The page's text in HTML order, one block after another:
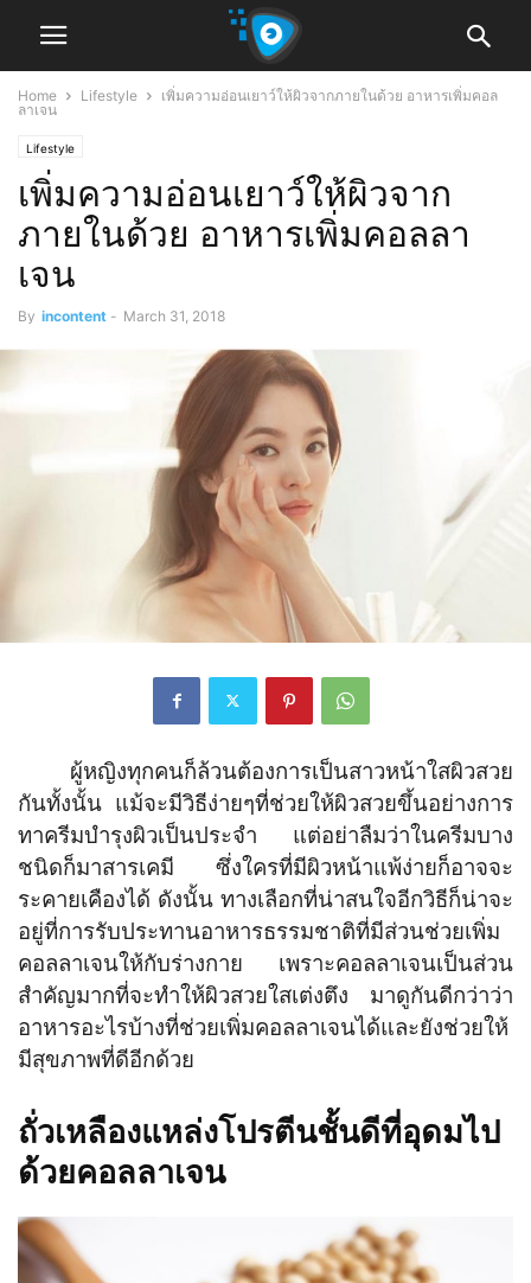
Home Lifestyle
เพิ่มความอ่อนเยาว์ให้ผิวจากภายในด้วย อาหารเพิ่มคอล
ลาเจน
Lifestyle
เพิ่มความอ่อนเยาว์ให้ผิวจาก
ภายในด้วย อาหารเพิ่มคอลลา
เจน
By incontent - March 31, 2018
ผู้หญิงทุกคนก็ล้วนต้องการเป็นสาวหน้าใสผิวสวย
กันทั้งนั้น แม้จะมีวิธีง่ายๆที่ช่วยให้ผิวสวยขึ้นอย่างการ
ทาครีมบำรุงผิวเป็นประจำ แต่อย่าลืมว่าในครีมบาง
ชนิดก็มาสารเคมี ซึ่งใครที่มีผิวหน้าแพ้ง่ายก็อาจจะ
ระคายเคืองได้ ดังนั้น ทางเลือกที่น่าสนใจอีกวิธีก็น่าจะ
อยู่ที่การรับประทานอาหารธรรมชาติที่มีส่วนช่วยเพิ่ม
คอลลาเจนให้กับร่างกาย เพราะคอลลาเจนเป็นส่วน
สำคัญมากที่จะทำให้ผิวสวยใสเต่งตึง มาดูกันดีกว่าว่า
อาหารอะไรบ้างที่ช่วยเพิ่มคอลลาเจนได้และยังช่วยให้
มีสุขภาพที่ดีอีกด้วย
ถั่วเหลืองแหล่งโปรตีนชั้นดีที่อุดมไป
ด้วยคอลลาเจน